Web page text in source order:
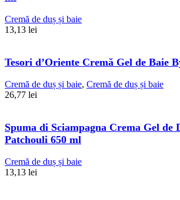
Cremă de duș și baie
13,13 lei
Tesori d’Oriente Cremă Gel de Baie
Cremă de duș și baie, Cremă de duș și baie
26,77 lei
Spuma di Sciampagna Crema Gel de
Patchouli 650 ml
Cremă de duș și baie
13,13 lei